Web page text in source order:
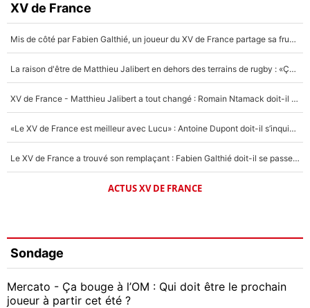
XV de France
Mis de côté par Fabien Galthié, un joueur du XV de France partage sa frustration : «ils ne me l’ont pas dit tout de suite»
La raison d'être de Matthieu Jalibert en dehors des terrains de rugby : «Ça m'atteint autant que si tu touches à un membre de ma famille»
XV de France - Matthieu Jalibert a tout changé : Romain Ntamack doit-il s’inquiéter pour sa place à un an de la Coupe du monde ?
«Le XV de France est meilleur avec Lucu» : Antoine Dupont doit-il s’inquiéter pour sa place ?
Le XV de France a trouvé son remplaçant : Fabien Galthié doit-il se passer d'Antoine Dupont ?
ACTUS XV DE FRANCE
Sondage
Mercato - Ça bouge à l’OM : Qui doit être le prochain
joueur à partir cet été ?